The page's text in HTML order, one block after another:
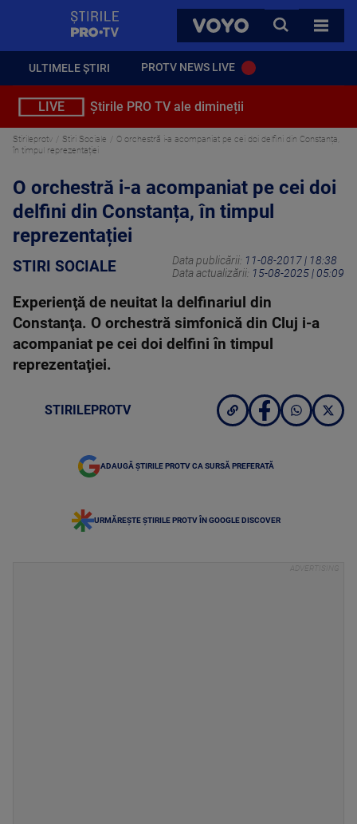
VOYO
CAUTA
TOATE
ULTIMELE ȘTIRI PROTV NEWS LIVE
LIVE Știrile PRO TV ale dimineții
Stirileprotv Stiri Sociale
O orchestră i-a acompaniat pe cei doi delfini din Constanța,
în timpul reprezentației
O orchestră i-a acompaniat pe cei doi
delfini din Constanța, în timpul
reprezentației
STIRI SOCIALE Data publicării: 11-08-2017 | 18:38
Data actualizării: 15-08-2025 | 05:09
Experienţă de neuitat la delfinariul din
Constanţa. O orchestră simfonică din Cluj i-a
acompaniat pe cei doi delfini în timpul
reprezentaţiei.
STIRILEPROTV
ADAUGĂ ȘTIRILE PROTV CA SURSĂ PREFERATĂ
URMĂREȘTE ȘTIRILE PROTV ÎN GOOGLE DISCOVER